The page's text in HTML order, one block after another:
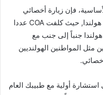
فإن زيارة أخصائي
طبي أكثر تعقيداً بالنسبة للاجئين في هولندا, حيث كلفت COA عددا
جنباً إلى جنب مع
مثل المواطنين الهولنديين
أولية مع طبيبك العام